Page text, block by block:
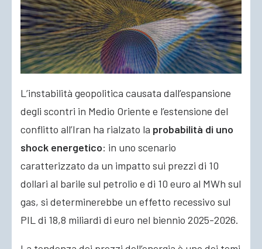
L’instabilità geopolitica causata dall’espansione
degli scontri in Medio Oriente e l’estensione del
conflitto all’Iran ha rialzato la probabilità di uno
shock energetico: in uno scenario
caratterizzato da un impatto sui prezzi di 10
dollari al barile sul petrolio e di 10 euro al MWh sul
gas, si determinerebbe un effetto recessivo sul
PIL di 18,8 miliardi di euro nel biennio 2025-2026.